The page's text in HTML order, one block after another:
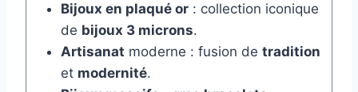
Bijoux en plaqué or: collection iconique
de bijoux 3 microns.
Artisanat moderne : fusion de tradition
et modernité.